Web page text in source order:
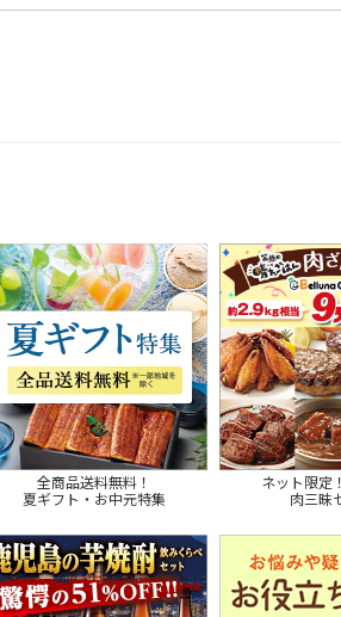
全商品送料無料！
夏ギフト・お中元特集
ネット限定
肉三昧